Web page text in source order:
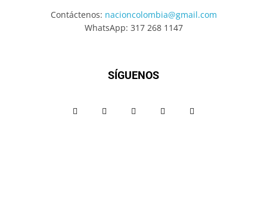
Contáctenos: nacioncolombia@gmail.com
WhatsApp: 317 268 1147
SÍGUENOS